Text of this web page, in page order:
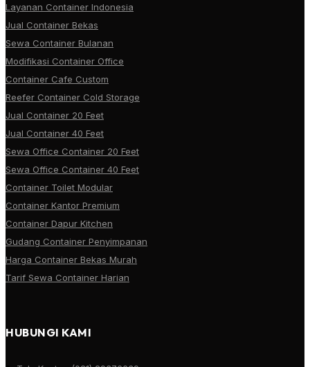
Layanan Container Indonesia
Jual Container Bekas
Sewa Container Bulanan
Modifikasi Container Office
Container Cafe Custom
Reefer Container Cold Storage
Jual Container 20 Feet
Jual Container 40 Feet
Sewa Office Container 20 Feet
Sewa Office Container 40 Feet
Container Toilet Modular
Container Kantor Premium
Container Dapur Kitchen
Gudang Container Penyimpanan
Harga Container Bekas Murah
Tarif Sewa Container Harian
HUBUNGI KAMI